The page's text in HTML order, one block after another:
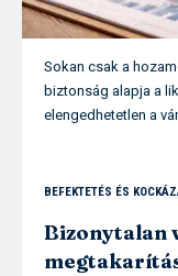
Sokan csak a
biztonság alapja a
elengedhetetlen a
BEFEKTETÉS ÉS
Bizonytalan